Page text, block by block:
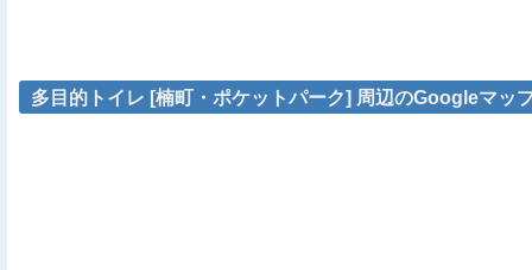
多目的トイレ [楠町・ポケットパーク] 周辺のGoogleマッ